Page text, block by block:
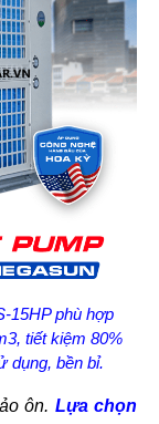
15HP phù hợp
tiết kiệm 80%
dụng, bền bỉ.
ôn. Lựa chọn